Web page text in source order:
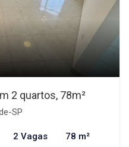
2 quartos, 78m²
SP
2 Vagas 78 m²